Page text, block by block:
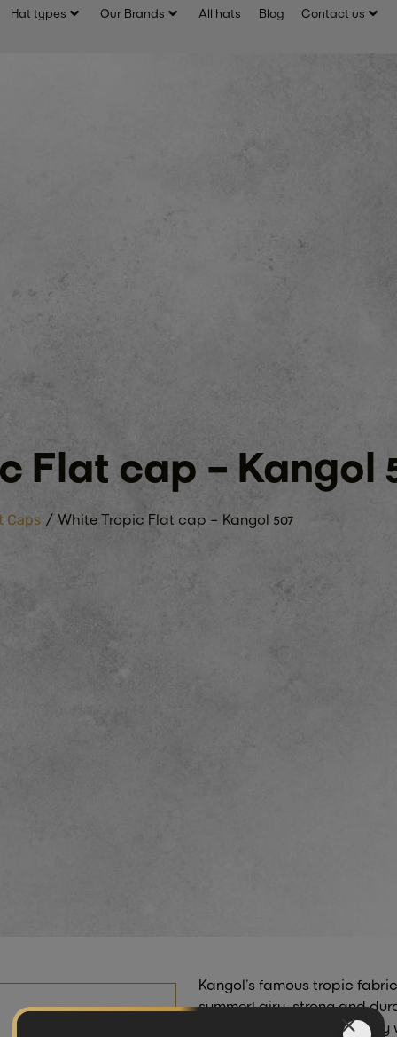
Hat types Our Brands All hats Blog Contact us
Flat cap – Kangol
Caps/ White Tropic Flat cap – Kangol 507
Kangol’s famous tropic
summer! airy, strong and
sweat and dirt, and is easily